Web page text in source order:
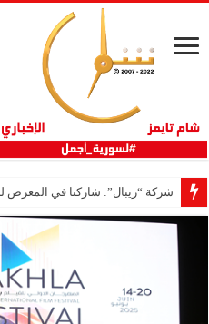
شركة “ريبال”: شاركنا في المعرض